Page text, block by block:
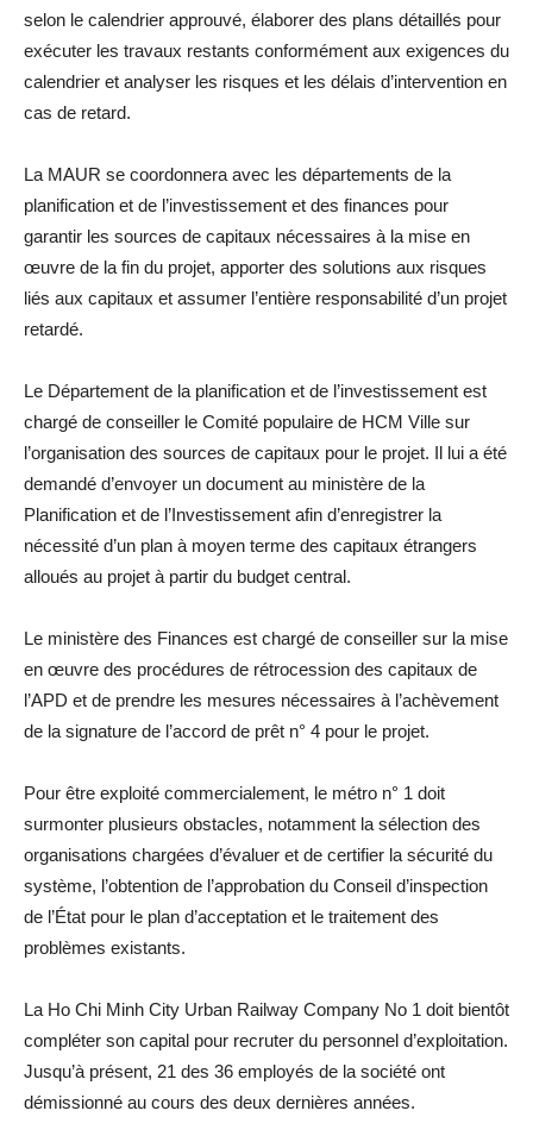
selon le calendrier approuvé, élaborer des plans détaillés pour
exécuter les travaux restants conformément aux exigences du
calendrier et analyser les risques et les délais d’intervention en
cas de retard.
La MAUR se coordonnera avec les départements de la
planification et de l’investissement et des finances pour
garantir les sources de capitaux nécessaires à la mise en
œuvre de la fin du projet, apporter des solutions aux risques
liés aux capitaux et assumer l’entière responsabilité d’un projet
retardé.
Le Département de la planification et de l’investissement est
chargé de conseiller le Comité populaire de HCM Ville sur
l’organisation des sources de capitaux pour le projet. Il lui a été
demandé d’envoyer un document au ministère de la
Planification et de l’Investissement afin d’enregistrer la
nécessité d’un plan à moyen terme des capitaux étrangers
alloués au projet à partir du budget central.
Le ministère des Finances est chargé de conseiller sur la mise
en œuvre des procédures de rétrocession des capitaux de
l’APD et de prendre les mesures nécessaires à l’achèvement
de la signature de l’accord de prêt n° 4 pour le projet.
Pour être exploité commercialement, le métro n° 1 doit
surmonter plusieurs obstacles, notamment la sélection des
organisations chargées d’évaluer et de certifier la sécurité du
système, l’obtention de l’approbation du Conseil d’inspection
de l’État pour le plan d’acceptation et le traitement des
problèmes existants.
La Ho Chi Minh City Urban Railway Company No 1 doit bientôt
compléter son capital pour recruter du personnel d’exploitation.
Jusqu’à présent, 21 des 36 employés de la société ont
démissionné au cours des deux dernières années.